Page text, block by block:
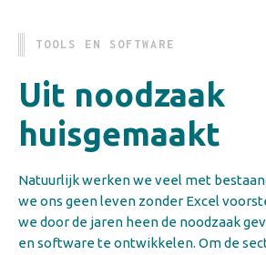
TOOLS EN SOFTWARE
Uit noodzaak
huisgemaakt
Natuurlijk werken we veel met
we ons geen leven zonder Excel
we door de jaren heen de noodzaak
en software te ontwikkelen. Om de